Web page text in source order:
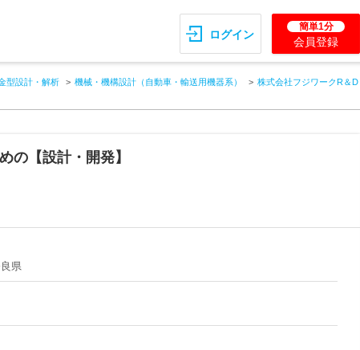
ログイン
簡単1分
会員登録
型設計・解析 機械・機構設計（自動車・輸送用機器系）
株式会社フジワークR＆D
の【設計・開発】
県